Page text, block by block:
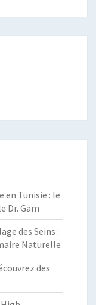
en Tunisie : le
Dr. Gam
des Seins :
Naturelle
des